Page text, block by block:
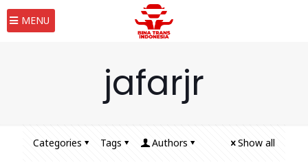
MENU
jafarjr
Categories Tags Authors Show all